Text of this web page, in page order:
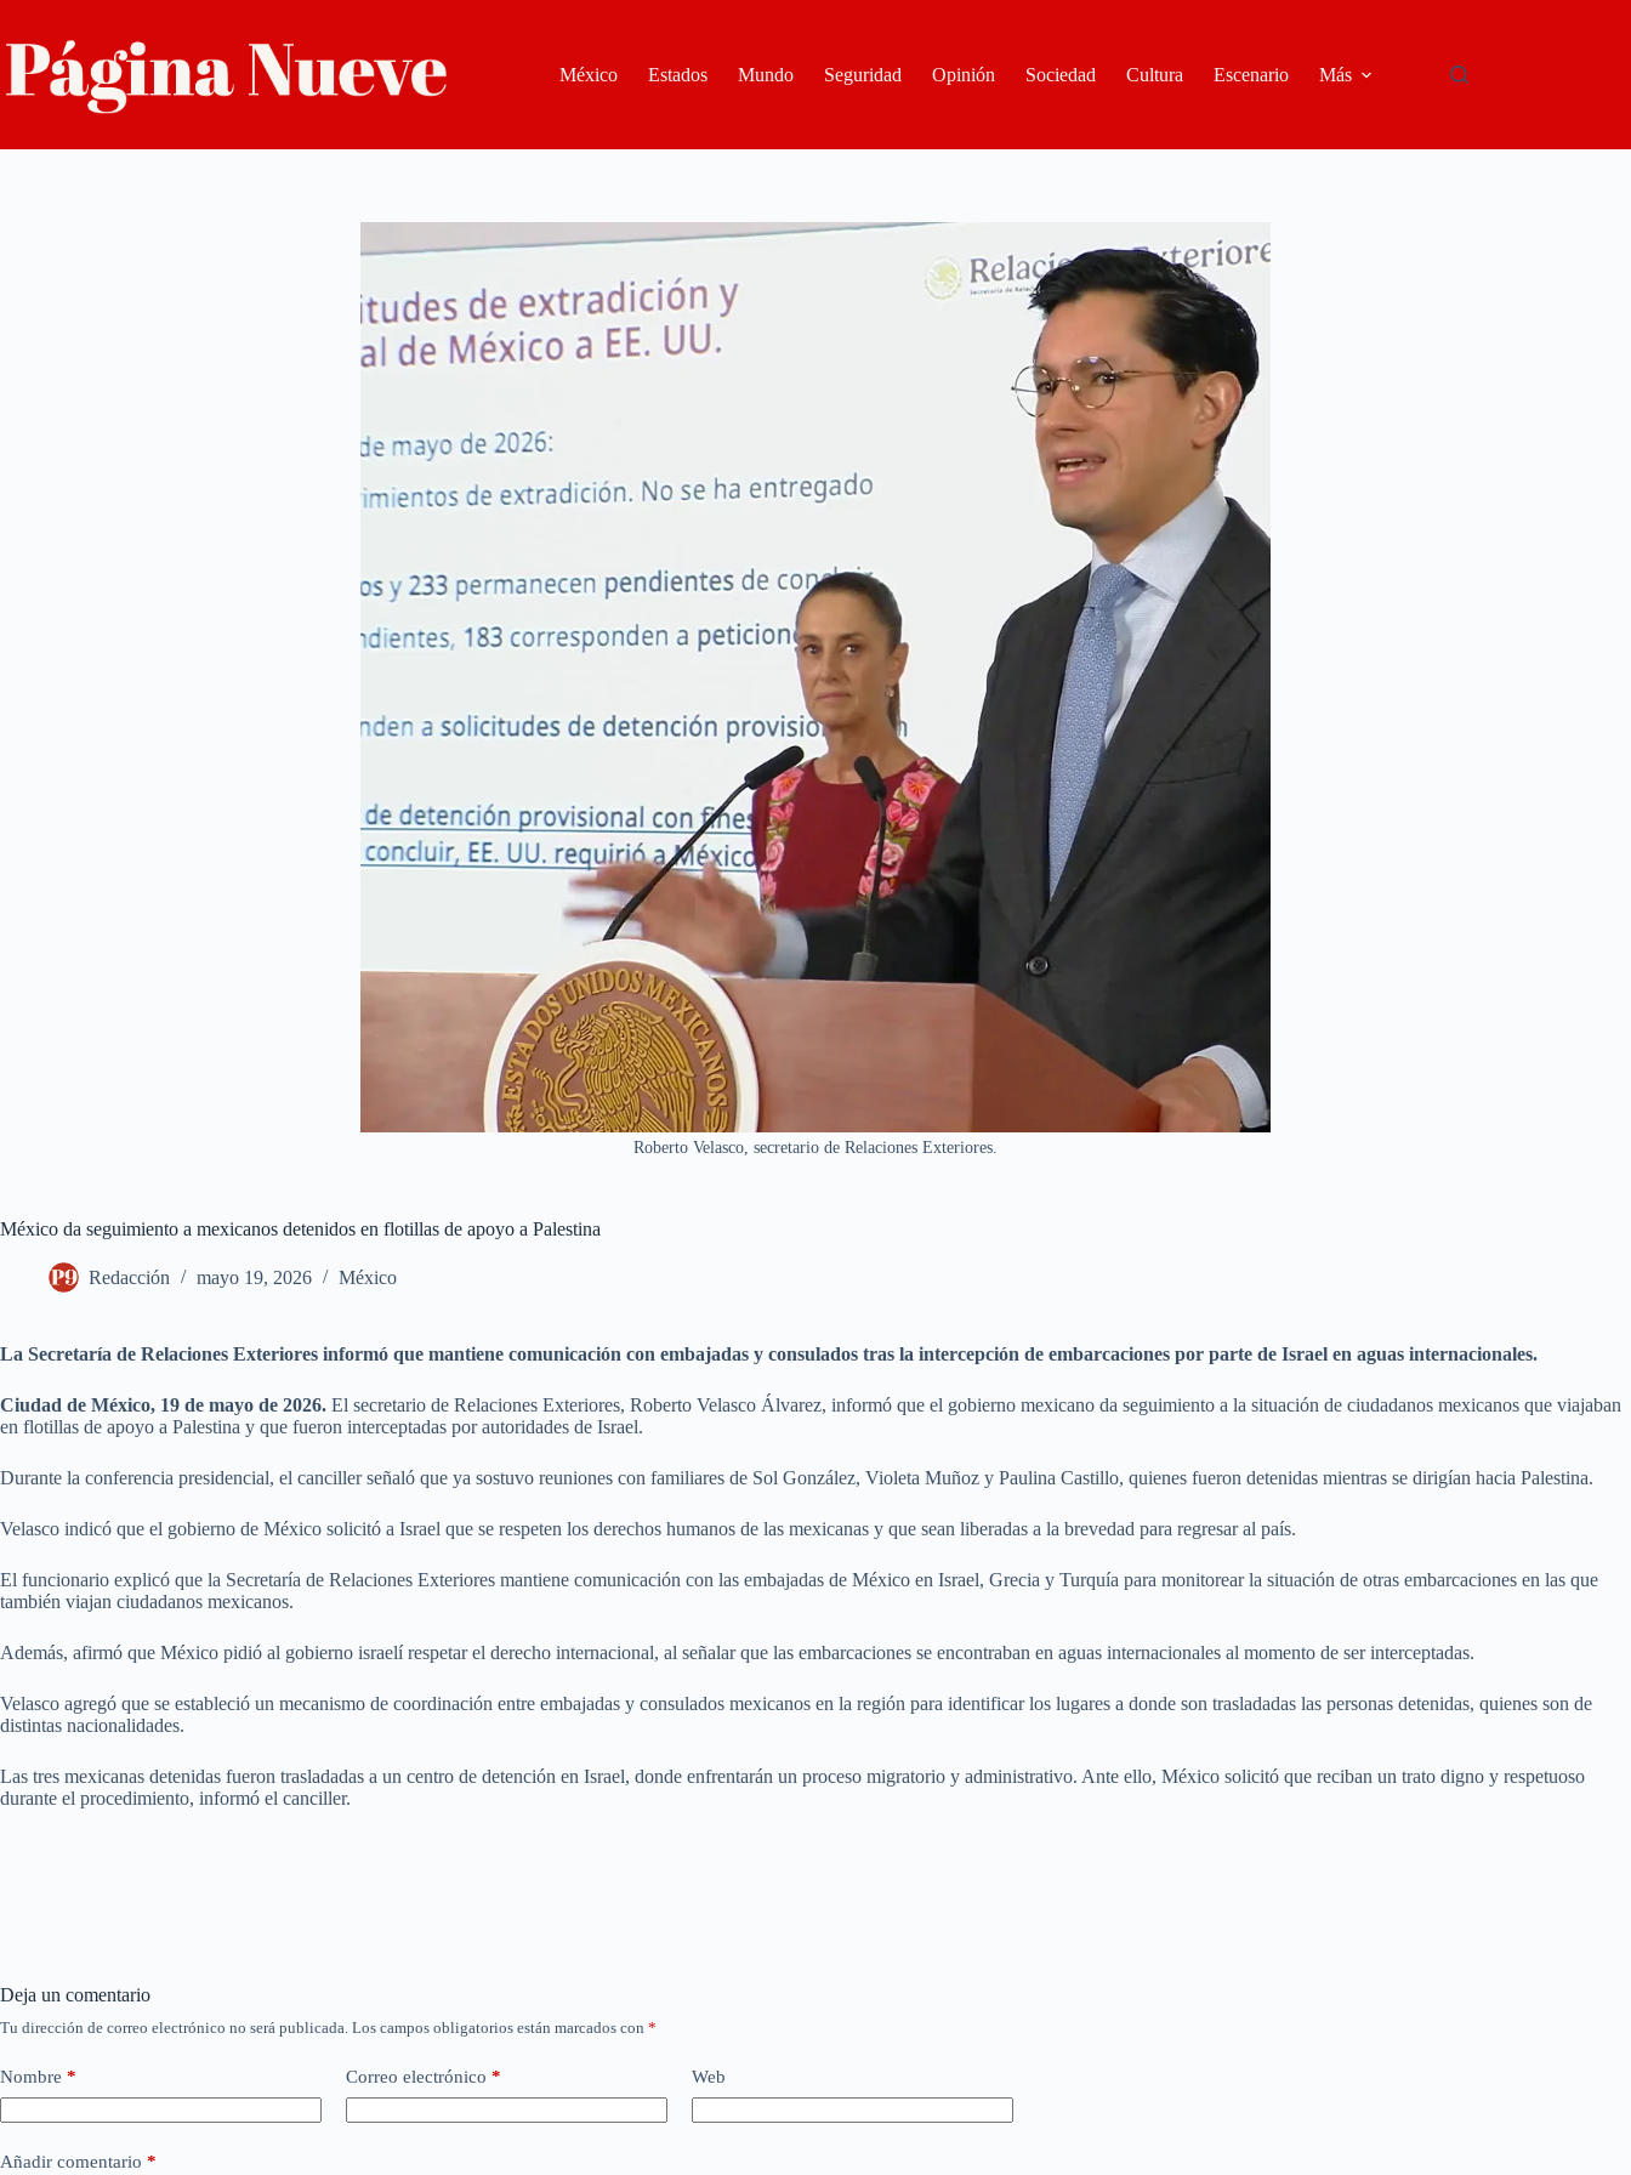
contenido
México
Estados Mundo Seguridad Opinión Sociedad Cultura Escenario Más
Roberto Velasco, secretario de Relaciones Exteriores.
México da seguimiento a mexicanos detenidos en flotillas de apoyo a Palestina
Redacción mayo 19, 2026 México
La Secretaría de Relaciones Exteriores informó que mantiene comunicación con embajadas y consulados tras la intercepción de embarcaciones por parte de Israel en aguas internacionales.
Ciudad de México, 19 de mayo de 2026. El secretario de Relaciones Exteriores, Roberto Velasco Álvarez, informó que el gobierno mexicano da seguimiento a la situación de ciudadanos mexicanos que viajaban
en flotillas de apoyo a Palestina y que fueron interceptadas por autoridades de Israel.
Durante la conferencia presidencial, el canciller señaló que ya sostuvo reuniones con familiares de Sol González, Violeta Muñoz y Paulina Castillo, quienes fueron detenidas mientras se dirigían hacia Palestina.
Velasco indicó que el gobierno de México solicitó a Israel que se respeten los derechos humanos de las mexicanas y que sean liberadas a la brevedad para regresar al país.
El funcionario explicó que la Secretaría de Relaciones Exteriores mantiene comunicación con las embajadas de México en Israel, Grecia y Turquía para monitorear la situación de otras embarcaciones en las que
también viajan ciudadanos mexicanos.
Además, afirmó que México pidió al gobierno israelí respetar el derecho internacional, al señalar que las embarcaciones se encontraban en aguas internacionales al momento de ser interceptadas.
Velasco agregó que se estableció un mecanismo de coordinación entre embajadas y consulados mexicanos en la región para identificar los lugares a donde son trasladadas las personas detenidas, quienes son de
distintas nacionalidades.
Las tres mexicanas detenidas fueron trasladadas a un centro de detención en Israel, donde enfrentarán un proceso migratorio y administrativo. Ante ello, México solicitó que reciban un trato digno y respetuoso
durante el procedimiento, informó el canciller.
Deja un comentario
Tu dirección de correo electrónico no será publicada. Los campos obligatorios están marcados con *
Nombre * Correo electrónico * Web
Añadir comentario *